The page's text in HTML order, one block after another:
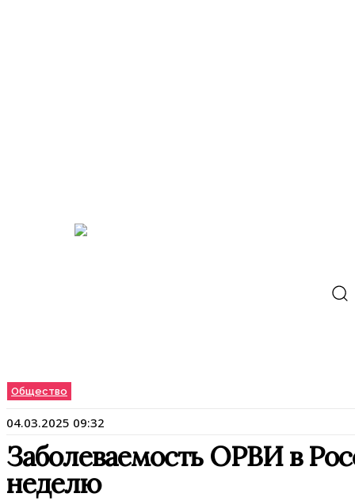
Общество
04.03.2025 09:32
Заболеваемость ОРВИ в
неделю